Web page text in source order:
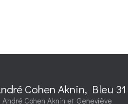
Cohen Aknin, Bleu 31
Cohen Aknin et Geneviève